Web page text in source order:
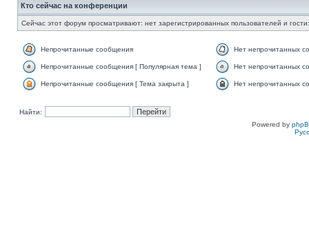
Кто сейчас на конференции
Сейчас этот форум просматривают: нет зарегистрированных пользователей и
Непрочитанные сообщения Нет непрочитанных
Непрочитанные сообщения [ Популярная тема ] Нет непрочитанных
Непрочитанные сообщения [ Тема закрыта ] Нет непрочитанных
Найти:
Powered by